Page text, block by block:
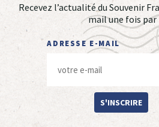
Recevez l’actualité du Souvenir
mail une fois par
ADRESSE E-MAIL
S'INSCRIRE